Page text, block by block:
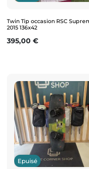
Twin Tip occasion RSC
2015 136x42
Prix
395,00 €
Epuisé